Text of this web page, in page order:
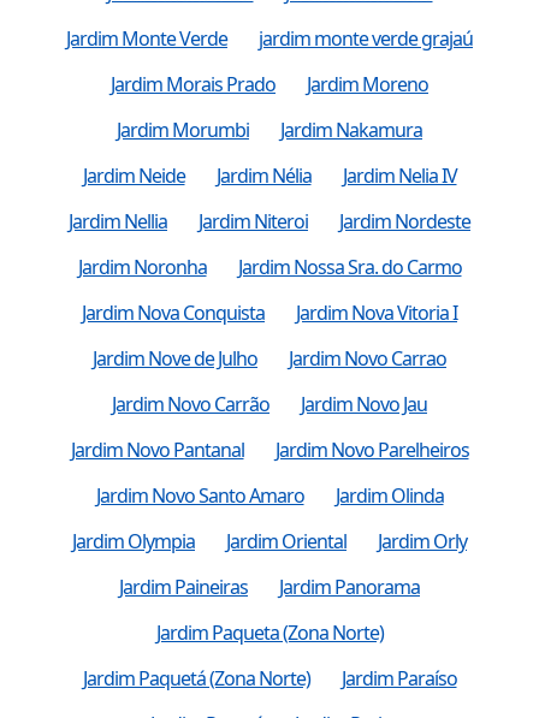
Jardim Monte Verde
jardim monte verde grajaú
Jardim Morais Prado
Jardim Moreno
Jardim Morumbi
Jardim Nakamura
Jardim Neide
Jardim Nélia
Jardim Nelia IV
Jardim Nellia
Jardim Niteroi
Jardim Nordeste
Jardim Noronha
Jardim Nossa Sra. do Carmo
Jardim Nova Conquista
Jardim Nova Vitoria I
Jardim Nove de Julho
Jardim Novo Carrao
Jardim Novo Carrão
Jardim Novo Jau
Jardim Novo Pantanal
Jardim Novo Parelheiros
Jardim Novo Santo Amaro
Jardim Olinda
Jardim Olympia
Jardim Oriental
Jardim Orly
Jardim Paineiras
Jardim Panorama
Jardim Paqueta (Zona Norte)
Jardim Paquetá (Zona Norte)
Jardim Paraíso